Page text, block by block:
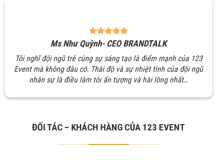
Ms Như Quỳnh- CEO BRANDTALK
Tôi nghĩ đội ngũ trẻ cùng sự sáng tạo là điểm mạnh của 123
Event mà không đâu có. Thái độ và sự nhiệt tình của đội ngũ
nhân sự là điều làm tôi ấn tượng và hài lòng nhất…
ĐỐI TÁC – KHÁCH HÀNG CỦA 123 EVENT